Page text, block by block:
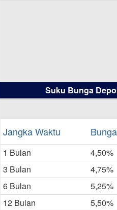
Daftar Pemenang
16-06-2025
Daftar Pemenang
TAMASHA Bulan
20-05-2025
Laporan
06-05-2025
Suku Bunga
Jangka Waktu
1 Bulan
4,50%
3 Bulan
4,75%
6 Bulan
5,25%
12 Bulan
5,50%